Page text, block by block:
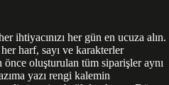
ihtiyacınızı her gün en ucuza alın.
harf, sayı ve karakterler
oluşturulan tüm siparişler aynı
yazı rengi kalemin